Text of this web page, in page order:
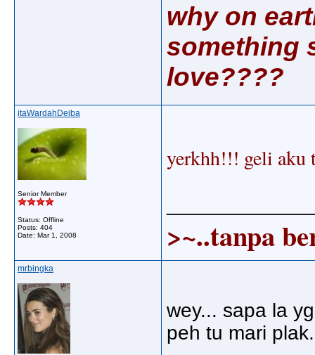
why on
something
love????
itaWardahDeiba
Senior Member
Status: Offline
Posts: 404
Date: Mar 1, 2008
yerkhh!!! geli aku
>~..tanpa
mrbingka
wey... sapa la
peh tu mari